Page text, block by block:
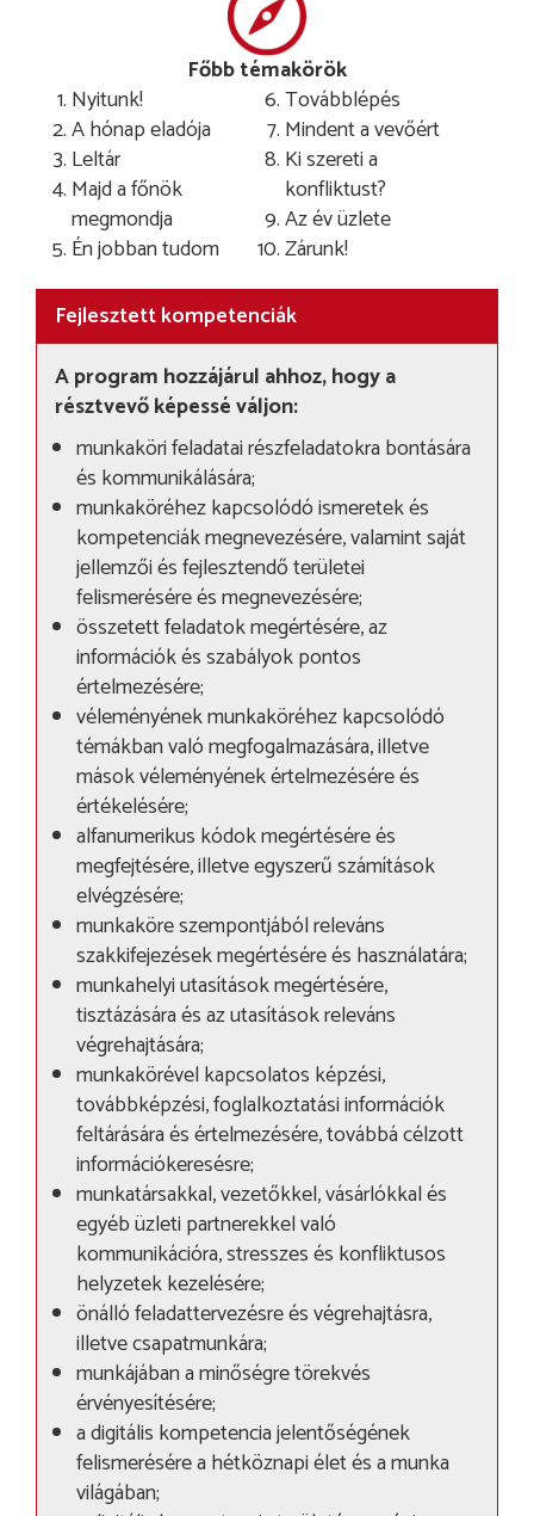
Főbb témakörök
Nyitunk!
A hónap eladója
Leltár
Majd a főnök
megmondja
Én jobban tudom
Továbblépés
Mindent a vevőért
Ki szereti a
konfliktust?
Az év üzlete
Zárunk!
Fejlesztett kompetenciák
A program hozzájárul ahhoz, hogy a
résztvevő képessé váljon:
munkaköri feladatai részfeladatokra bontására
és kommunikálására;
munkaköréhez kapcsolódó ismeretek és
kompetenciák megnevezésére, valamint saját
jellemzői és fejlesztendő területei
felismerésére és megnevezésére;
összetett feladatok megértésére, az
információk és szabályok pontos
értelmezésére;
véleményének munkaköréhez kapcsolódó
témákban való megfogalmazására, illetve
mások véleményének értelmezésére és
értékelésére;
alfanumerikus kódok megértésére és
megfejtésére, illetve egyszerű számítások
elvégzésére;
munkaköre szempontjából releváns
szakkifejezések megértésére és használatára;
munkahelyi utasítások megértésére,
tisztázására és az utasítások releváns
végrehajtására;
munkakörével kapcsolatos képzési,
továbbképzési, foglalkoztatási információk
feltárására és értelmezésére, továbbá célzott
információkeresésre;
munkatársakkal, vezetőkkel, vásárlókkal és
egyéb üzleti partnerekkel való
kommunikációra, stresszes és konfliktusos
helyzetek kezelésére;
önálló feladattervezésre és végrehajtásra,
illetve csapatmunkára;
munkájában a minőségre törekvés
érvényesítésére;
a digitális kompetencia jelentőségének
felismerésére a hétköznapi élet és a munka
világában;